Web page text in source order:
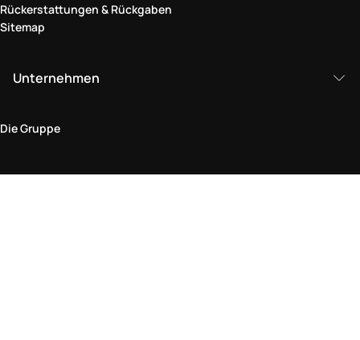
Rückerstattungen & Rückgaben
Sitemap
Unternehmen
Die Gruppe
Rechtlicher Bereich